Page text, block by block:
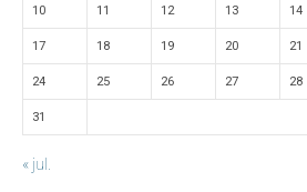
10 11 12 13 14
17 18 19 20 21
24 25 26 27 28
31
« jul.